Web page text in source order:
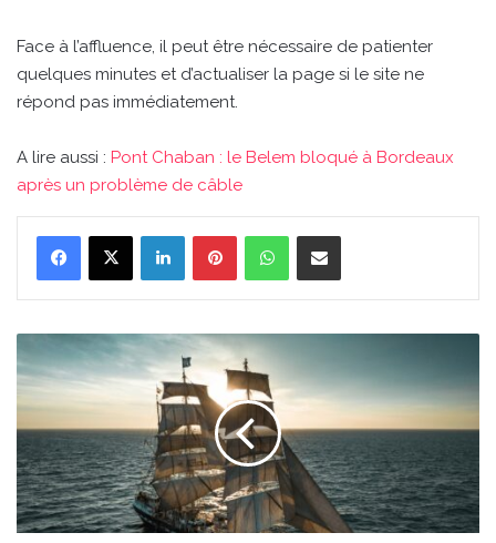
Face à l’affluence, il peut être nécessaire de patienter
quelques minutes et d’actualiser la page si le site ne
répond pas immédiatement.
A lire aussi : Pont Chaban : le Belem bloqué à Bordeaux
après un problème de câble
LinkedinPinterestWhatsAppPartager par email
Chaban
Belem
bloqué
à
Bordeaux
après